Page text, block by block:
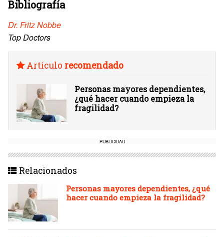
Bibliografía
Dr. Fritz Nobbe
Top Doctors
Artículo recomendado
Personas mayores dependientes,
¿qué hacer cuando empieza la
fragilidad?
PUBLICIDAD
Relacionados
Personas mayores dependientes, ¿qué
hacer cuando empieza la fragilidad?